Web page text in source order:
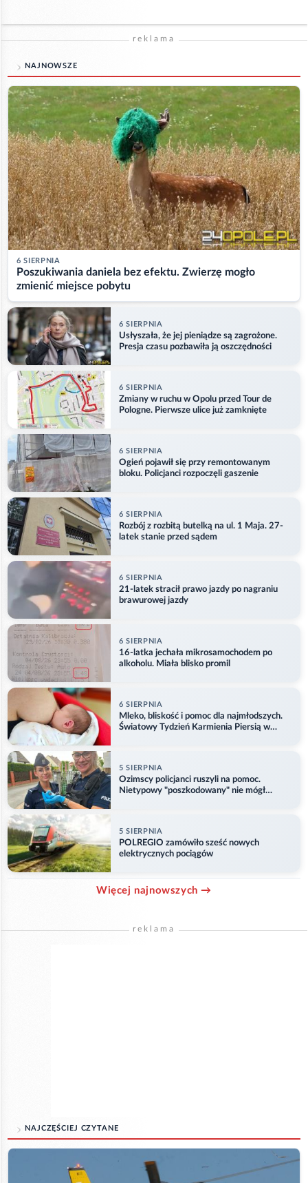
reklama
NAJNOWSZE
6 SIERPNIA
Poszukiwania daniela bez efektu. Zwierzę mogło
zmienić miejsce pobytu
6 SIERPNIA
Usłyszała, że jej pieniądze są zagrożone.
Presja czasu pozbawiła ją oszczędności
6 SIERPNIA
Zmiany w ruchu w Opolu przed Tour de
Pologne. Pierwsze ulice już zamknięte
6 SIERPNIA
Ogień pojawił się przy remontowanym
bloku. Policjanci rozpoczęli gaszenie
6 SIERPNIA
Rozbój z rozbitą butelką na ul. 1 Maja. 27-
latek stanie przed sądem
6 SIERPNIA
21-latek stracił prawo jazdy po nagraniu
brawurowej jazdy
6 SIERPNIA
16-latka jechała mikrosamochodem po
alkoholu. Miała blisko promil
6 SIERPNIA
Mleko, bliskość i pomoc dla najmłodszych.
Światowy Tydzień Karmienia Piersią w
5 SIERPNIA
Ozimscy policjanci ruszyli na pomoc.
Nietypowy "poszkodowany" nie mógł
5 SIERPNIA
POLREGIO zamówiło sześć nowych
elektrycznych pociągów
Więcej najnowszych →
reklama
NAJCZĘŚCIEJ CZYTANE